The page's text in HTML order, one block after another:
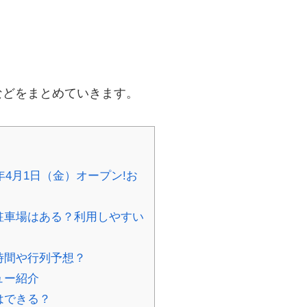
をまとめていきます。
月1日（金）オープン!お
場はある？利用しやすい
や行列予想？
ー紹介
きる？